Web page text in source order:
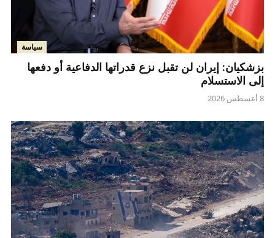
سياسة
بزشكيان: إيران لن تقبل نزع قدراتها الدفاعية أو دفعها
إلى الاستسلام
8 أغسطس 2026